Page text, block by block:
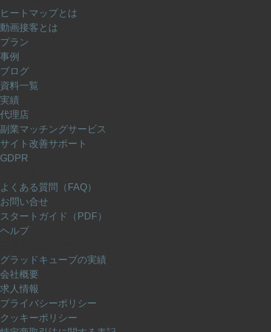
ヒートマップとは
動画接客とは
プラン
事例
ブログ
資料一覧
実績
代理店
副業マッチングサービス
サイト改善サポート
GDPR
よくある質問（FAQ）
お問い合せ
スタートガイド（PDF）
ヘルプ
グラッドキューブの実績
会社概要
求人情報
プライバシーポリシー
クッキーポリシー